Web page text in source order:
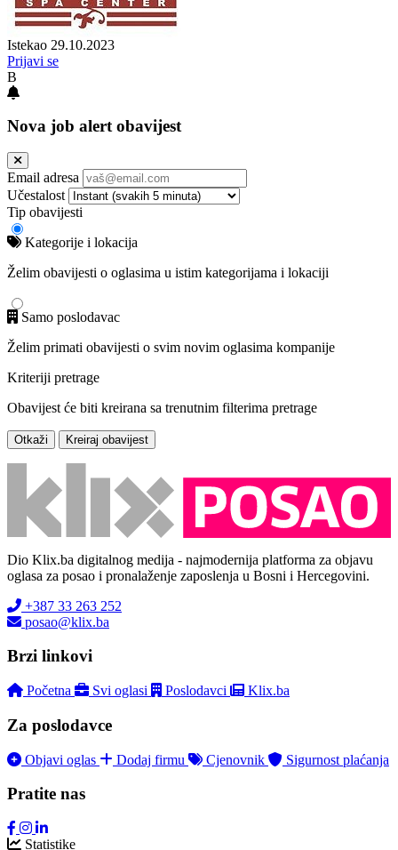
Istekao 29.10.2023
Prijavi se
B
Nova job alert obavijest
Email adresa
Učestalost
Tip obavijesti
Kategorije i lokacija
Želim obavijesti o oglasima u istim kategorijama i lokaciji
Samo poslodavac
Želim primati obavijesti o svim novim oglasima kompanije
Kriteriji pretrage
Obavijest će biti kreirana sa trenutnim filterima pretrage
Otkaži Kreiraj obavijest
Dio Klix.ba digitalnog medija - najmodernija platforma za objavu
oglasa za posao i pronalaženje zaposlenja u Bosni i Hercegovini.
+387 33 263 252
posao@klix.ba
Brzi linkovi
Početna Svi oglasi Poslodavci Klix.ba
Za poslodavce
Objavi oglas Dodaj firmu Cjenovnik Sigurnost plaćanja
Pratite nas
Statistike